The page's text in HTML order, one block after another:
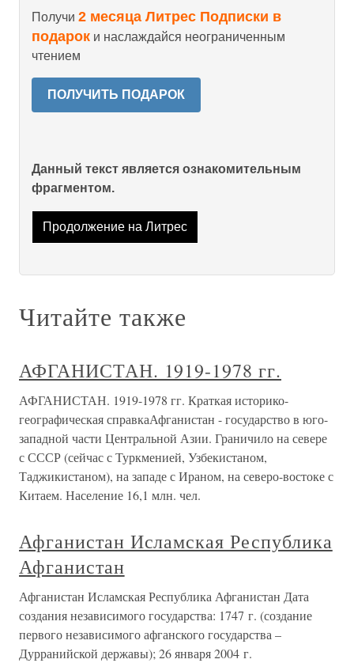
Получи 2 месяца Литрес Подписки в
подарок и наслаждайся неограниченным
чтением
ПОЛУЧИТЬ ПОДАРОК
Данный текст является ознакомительным
фрагментом.
Продолжение на Литрес
Читайте также
АФГАНИСТАН. 1919-1978 гг.
АФГАНИСТАН. 1919-1978 гг. Краткая историко-
географическая справкаАфганистан - государство в юго-
западной части Центральной Азии. Граничило на севере
с СССР (сейчас с Туркменией, Узбекистаном,
Таджикистаном), на западе с Ираном, на северо-востоке с
Китаем. Население 16,1 млн. чел.
Афганистан Исламская Республика
Афганистан
Афганистан Исламская Республика Афганистан Дата
создания независимого государства: 1747 г. (создание
первого независимого афганского государства –
Дурранийской державы); 26 января 2004 г.